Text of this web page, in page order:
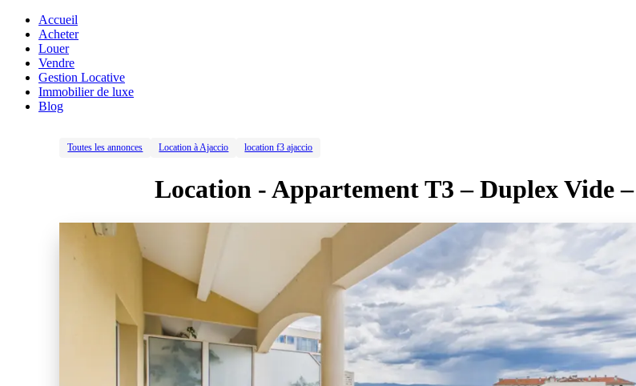
Accueil
Acheter
Louer
Vendre
Gestion Locative
Immobilier de luxe
Blog
Toutes les annonces Location à Ajaccio location f3 ajaccio
Location -Appartement T3 – Duplex Vide